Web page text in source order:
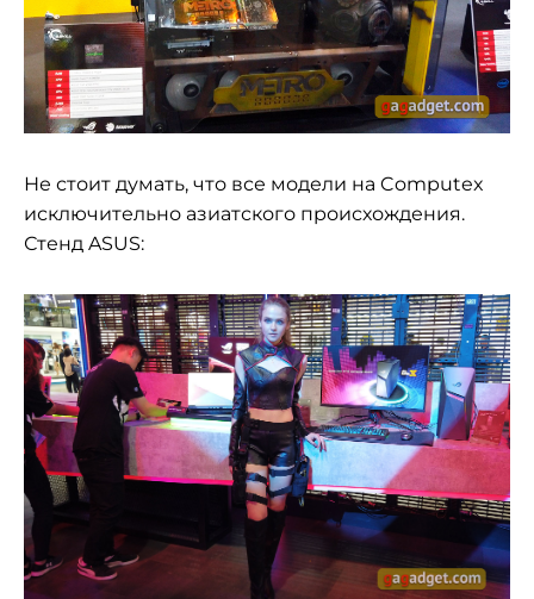
Не стоит думать, что все модели на Computex
исключительно азиатского происхождения.
Стенд ASUS: